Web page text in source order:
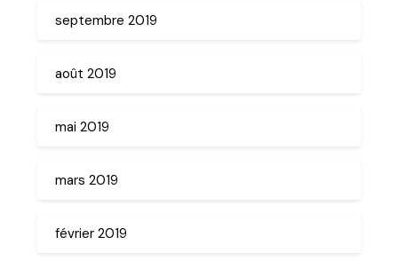
septembre 2019
août 2019
mai 2019
mars 2019
février 2019